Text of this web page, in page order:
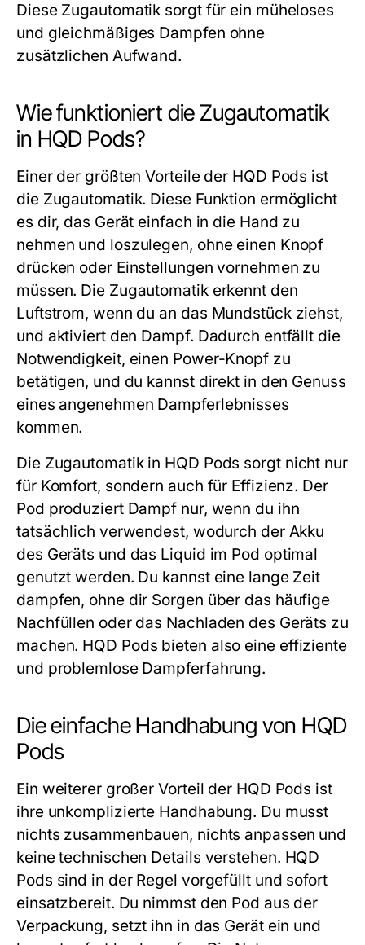
Diese Zugautomatik sorgt für ein müheloses
und gleichmäßiges Dampfen ohne
zusätzlichen Aufwand.
Wie funktioniert die Zugautomatik
in HQD Pods?
Einer der größten Vorteile der HQD Pods ist
die Zugautomatik. Diese Funktion ermöglicht
es dir, das Gerät einfach in die Hand zu
nehmen und loszulegen, ohne einen Knopf
drücken oder Einstellungen vornehmen zu
müssen. Die Zugautomatik erkennt den
Luftstrom, wenn du an das Mundstück ziehst,
und aktiviert den Dampf. Dadurch entfällt die
Notwendigkeit, einen Power-Knopf zu
betätigen, und du kannst direkt in den Genuss
eines angenehmen Dampferlebnisses
kommen.
Die Zugautomatik in HQD Pods sorgt nicht nur
für Komfort, sondern auch für Effizienz. Der
Pod produziert Dampf nur, wenn du ihn
tatsächlich verwendest, wodurch der Akku
des Geräts und das Liquid im Pod optimal
genutzt werden. Du kannst eine lange Zeit
dampfen, ohne dir Sorgen über das häufige
Nachfüllen oder das Nachladen des Geräts zu
machen. HQD Pods bieten also eine effiziente
und problemlose Dampferfahrung.
Die einfache Handhabung von HQD
Pods
Ein weiterer großer Vorteil der HQD Pods ist
ihre unkomplizierte Handhabung. Du musst
nichts zusammenbauen, nichts anpassen und
keine technischen Details verstehen. HQD
Pods sind in der Regel vorgefüllt und sofort
einsatzbereit. Du nimmst den Pod aus der
Verpackung, setzt ihn in das Gerät ein und